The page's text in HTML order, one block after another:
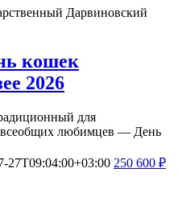
Дарвиновский
кошек
2026
для
всеобщих любимцев — День
27T09:04:00+03:00 250 600 ₽